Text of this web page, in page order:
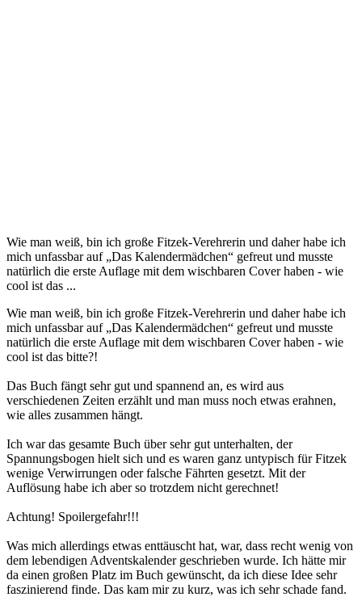
Wie man weiß, bin ich große Fitzek-Verehrerin und daher habe ich
mich unfassbar auf „Das Kalendermädchen“ gefreut und musste
natürlich die erste Auflage mit dem wischbaren Cover haben - wie
cool ist das ...
Wie man weiß, bin ich große Fitzek-Verehrerin und daher habe ich
mich unfassbar auf „Das Kalendermädchen“ gefreut und musste
natürlich die erste Auflage mit dem wischbaren Cover haben - wie
cool ist das bitte?!
Das Buch fängt sehr gut und spannend an, es wird aus
verschiedenen Zeiten erzählt und man muss noch etwas erahnen,
wie alles zusammen hängt.
Ich war das gesamte Buch über sehr gut unterhalten, der
Spannungsbogen hielt sich und es waren ganz untypisch für Fitzek
wenige Verwirrungen oder falsche Fährten gesetzt. Mit der
Auflösung habe ich aber so trotzdem nicht gerechnet!
Achtung! Spoilergefahr!!!
Was mich allerdings etwas enttäuscht hat, war, dass recht wenig von
dem lebendigen Adventskalender geschrieben wurde. Ich hätte mir
da einen großen Platz im Buch gewünscht, da ich diese Idee sehr
faszinierend finde. Das kam mir zu kurz, was ich sehr schade fand.